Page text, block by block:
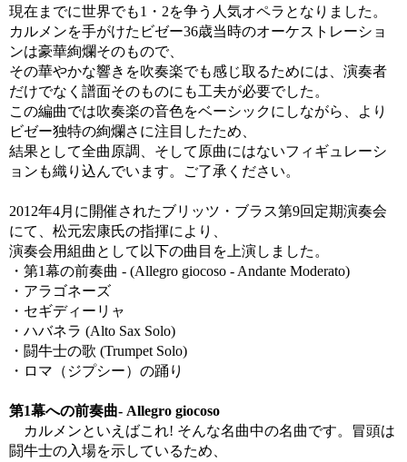
現在までに世界でも1・2を争う人気オペラとなりました。
カルメンを手がけたビゼー36歳当時のオーケストレーショ
ンは豪華絢爛そのもので、
その華やかな響きを吹奏楽でも感じ取るためには、演奏者
だけでなく譜面そのものにも工夫が必要でした。
この編曲では吹奏楽の音色をベーシックにしながら、より
ビゼー独特の絢爛さに注目したため、
結果として全曲原調、そして原曲にはないフィギュレーシ
ョンも織り込んでいます。ご了承ください。
2012年4月に開催されたブリッツ・ブラス第9回定期演奏会
にて、松元宏康氏の指揮により、
演奏会用組曲として以下の曲目を上演しました。
・第1幕の前奏曲 - (Allegro giocoso - Andante Moderato)
・アラゴネーズ
・セギディーリャ
・ハバネラ (Alto Sax Solo)
・闘牛士の歌 (Trumpet Solo)
・ロマ（ジプシー）の踊り
第1幕への前奏曲- Allegro giocoso
カルメンといえばこれ! そんな名曲中の名曲です。冒頭は
闘牛士の入場を示しているため、